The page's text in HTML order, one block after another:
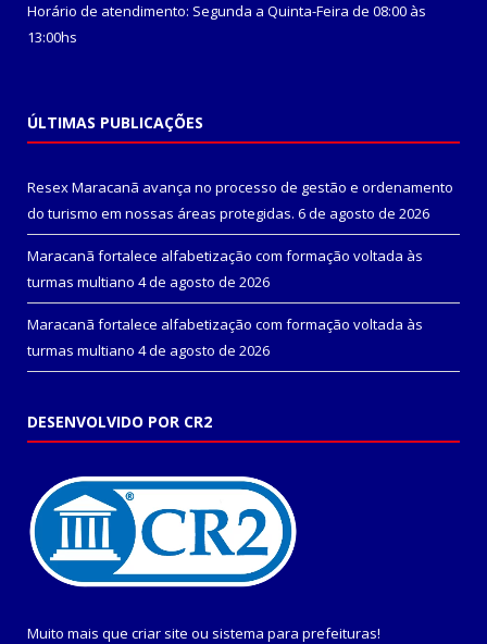
Horário de atendimento: Segunda a Quinta-Feira de 08:00 às
13:00hs
ÚLTIMAS PUBLICAÇÕES
Resex Maracanã avança no processo de gestão e ordenamento
do turismo em nossas áreas protegidas. 6 de agosto de 2026
Maracanã fortalece alfabetização com formação voltada às
turmas multiano 4 de agosto de 2026
Maracanã fortalece alfabetização com formação voltada às
turmas multiano 4 de agosto de 2026
DESENVOLVIDO POR CR2
Muito mais que criar site ou sistema para prefeituras!